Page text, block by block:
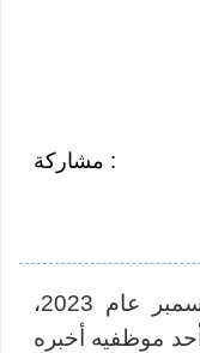
: مشاركة
في ليلة باردة من شهر ديسمبر عام 2023،
موظفيه أخبره